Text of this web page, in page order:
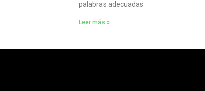
palabras adecuadas
Leer más »